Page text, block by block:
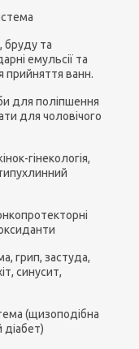
бруду та
емульсії та
прийняття ванн.
для поліпшення
для чоловічого
гінекологія,
грип, застуда,
синусит,
(щизоподібна
діабет)